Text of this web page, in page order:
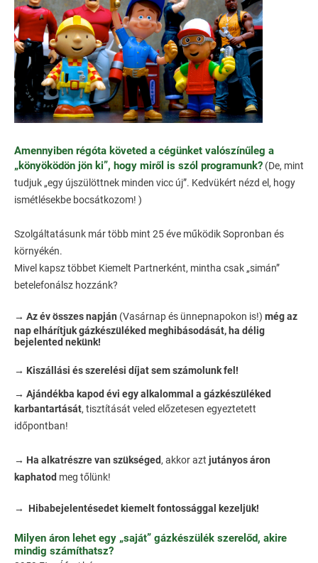
Amennyiben régóta követed a cégünket valószínűleg a
„könyöködön jön ki”, hogy miről is szól programunk? (De, mint
tudjuk „egy újszülöttnek minden vicc új”. Kedvükért nézd el, hogy
ismétlésekbe bocsátkozom! )
Szolgáltatásunk már több mint 25 éve működik Sopronban és
környékén.
Mivel kapsz többet Kiemelt Partnerként, mintha csak „simán”
betelefonálsz hozzánk?
→ Az év összes napján (Vasárnap és ünnepnapokon is!) még az
nap elhárítjuk gázkészüléked meghibásodását, ha délig
bejelented nekünk!
→ Kiszállási és szerelési díjat sem számolunk fel!
→ Ajándékba kapod évi egy alkalommal a gázkészüléked
karbantartását, tisztítását veled előzetesen egyeztetett
időpontban!
→ Ha alkatrészre van szükséged, akkor azt jutányos áron
kaphatod meg tőlünk!
→ Hibabejelentésedet kiemelt fontossággal kezeljük!
Milyen áron lehet egy „saját” gázkészülék szerelőd, akire
mindig számíthatsz?